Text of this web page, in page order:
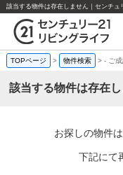
該当する物件は存在しません｜センチュ
TOPページ > 物件検索 >- ご
該当する物件は存在
お探しの物件
下記にて